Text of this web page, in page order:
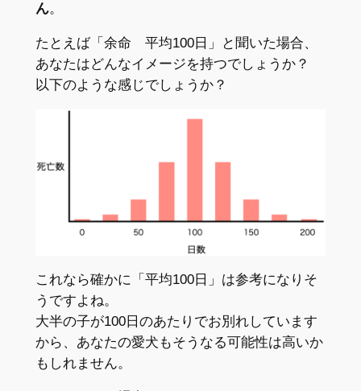
ん。
たとえば「余命 平均100日」と聞いた場合、
あなたはどんなイメージを持つでしょうか？
以下のような感じでしょうか？
これなら確かに「平均100日」は参考になりそ
うですよね。
大半の子が100日のあたりでお別れしています
から、あなたの愛犬もそうなる可能性は高いか
もしれません。